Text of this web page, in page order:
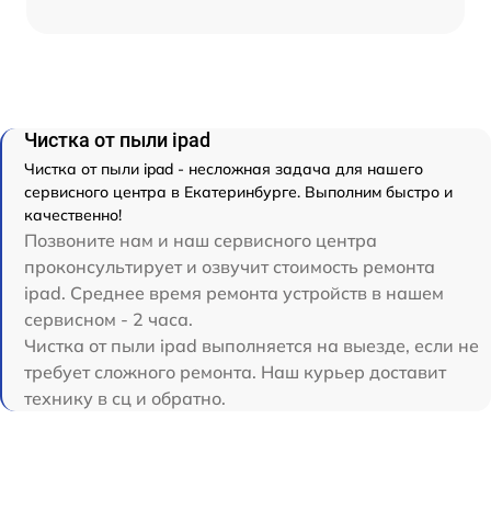
Чистка от пыли ipad
Чистка от пыли ipad - несложная задача для нашего
сервисного центра в Екатеринбурге. Выполним быстро и
качественно!
Позвоните нам и наш сервисного центра
проконсультирует и озвучит стоимость ремонта
ipad. Среднее время ремонта устройств в нашем
сервисном - 2 часа.
Чистка от пыли ipad выполняется на выезде, если не
требует сложного ремонта. Наш курьер доставит
технику в сц и обратно.